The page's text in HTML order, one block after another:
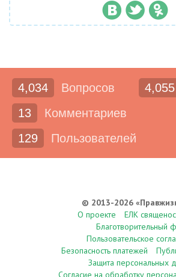
4,034 Вопросов 4,055
13
Комментариев
129
Пользователей
© 2013-2026
О проекте
ЕЛК
Благотворительный
Пользовательское
Безопасность платежей
Защита персональных
Согласие на обработку